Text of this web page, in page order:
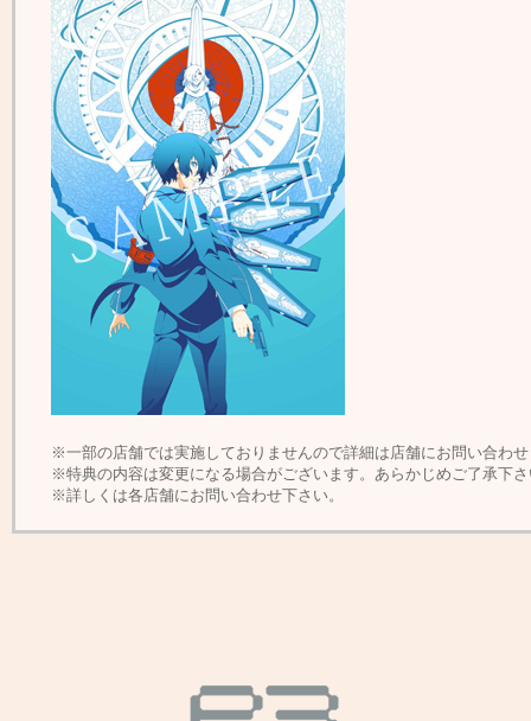
※一部の店舗では実施しておりませんので詳細は店舗にお問い合わ
※特典の内容は変更になる場合がございます。あらかじめご了承下
※詳しくは各店舗にお問い合わせ下さい。